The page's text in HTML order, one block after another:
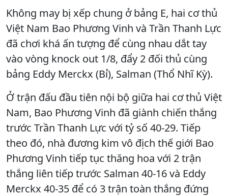
Không may bị xếp chung ở bảng E, hai cơ thủ
Việt Nam Bao Phương Vinh và Trần Thanh Lực
đã chơi khá ấn tượng để cùng nhau dắt tay
vào vòng knock out 1/8, đẩy 2 đối thủ cùng
bảng Eddy Merckx (Bỉ), Salman (Thổ Nhĩ Kỳ).
Ở trận đấu đầu tiên nội bộ giữa hai cơ thủ Việt
Nam, Bao Phương Vinh đã giành chiến thắng
trước Trần Thanh Lực với tỷ số 40-29. Tiếp
theo đó, nhà đương kim vô địch thế giới Bao
Phương Vinh tiếp tục thăng hoa với 2 trận
thắng liên tiếp trước Salman 40-16 và Eddy
Merckx 40-35 để có 3 trận toàn thắng đứng